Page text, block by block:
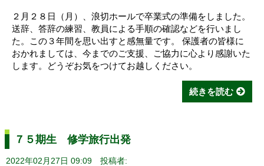
２月２８日（月）、浪切ホールで卒業式の準備をしました。
送辞、答辞の練習、教員による手順の確認などを行いまし
た。この３年間を思い出すと感無量です。 保護者の皆様に
おかれましては、今までのご支援、ご協力に心より感謝いた
します。どうぞお気をつけてお越しください。
続きを読む
７５期生 修学旅行出発
2022年02月27日 09:09 投稿者: